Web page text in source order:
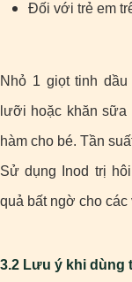
Đối với trẻ em
Nhỏ 1 giọt tinh
lưỡi hoặc khăn sữa
hàm cho bé. Tần
Sử dụng Inod trị
quả bất ngờ cho các
3.2 Lưu ý khi dùng